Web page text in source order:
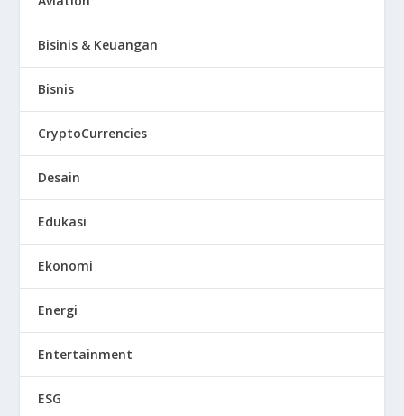
Bisinis & Keuangan
Bisnis
CryptoCurrencies
Desain
Edukasi
Ekonomi
Energi
Entertainment
ESG